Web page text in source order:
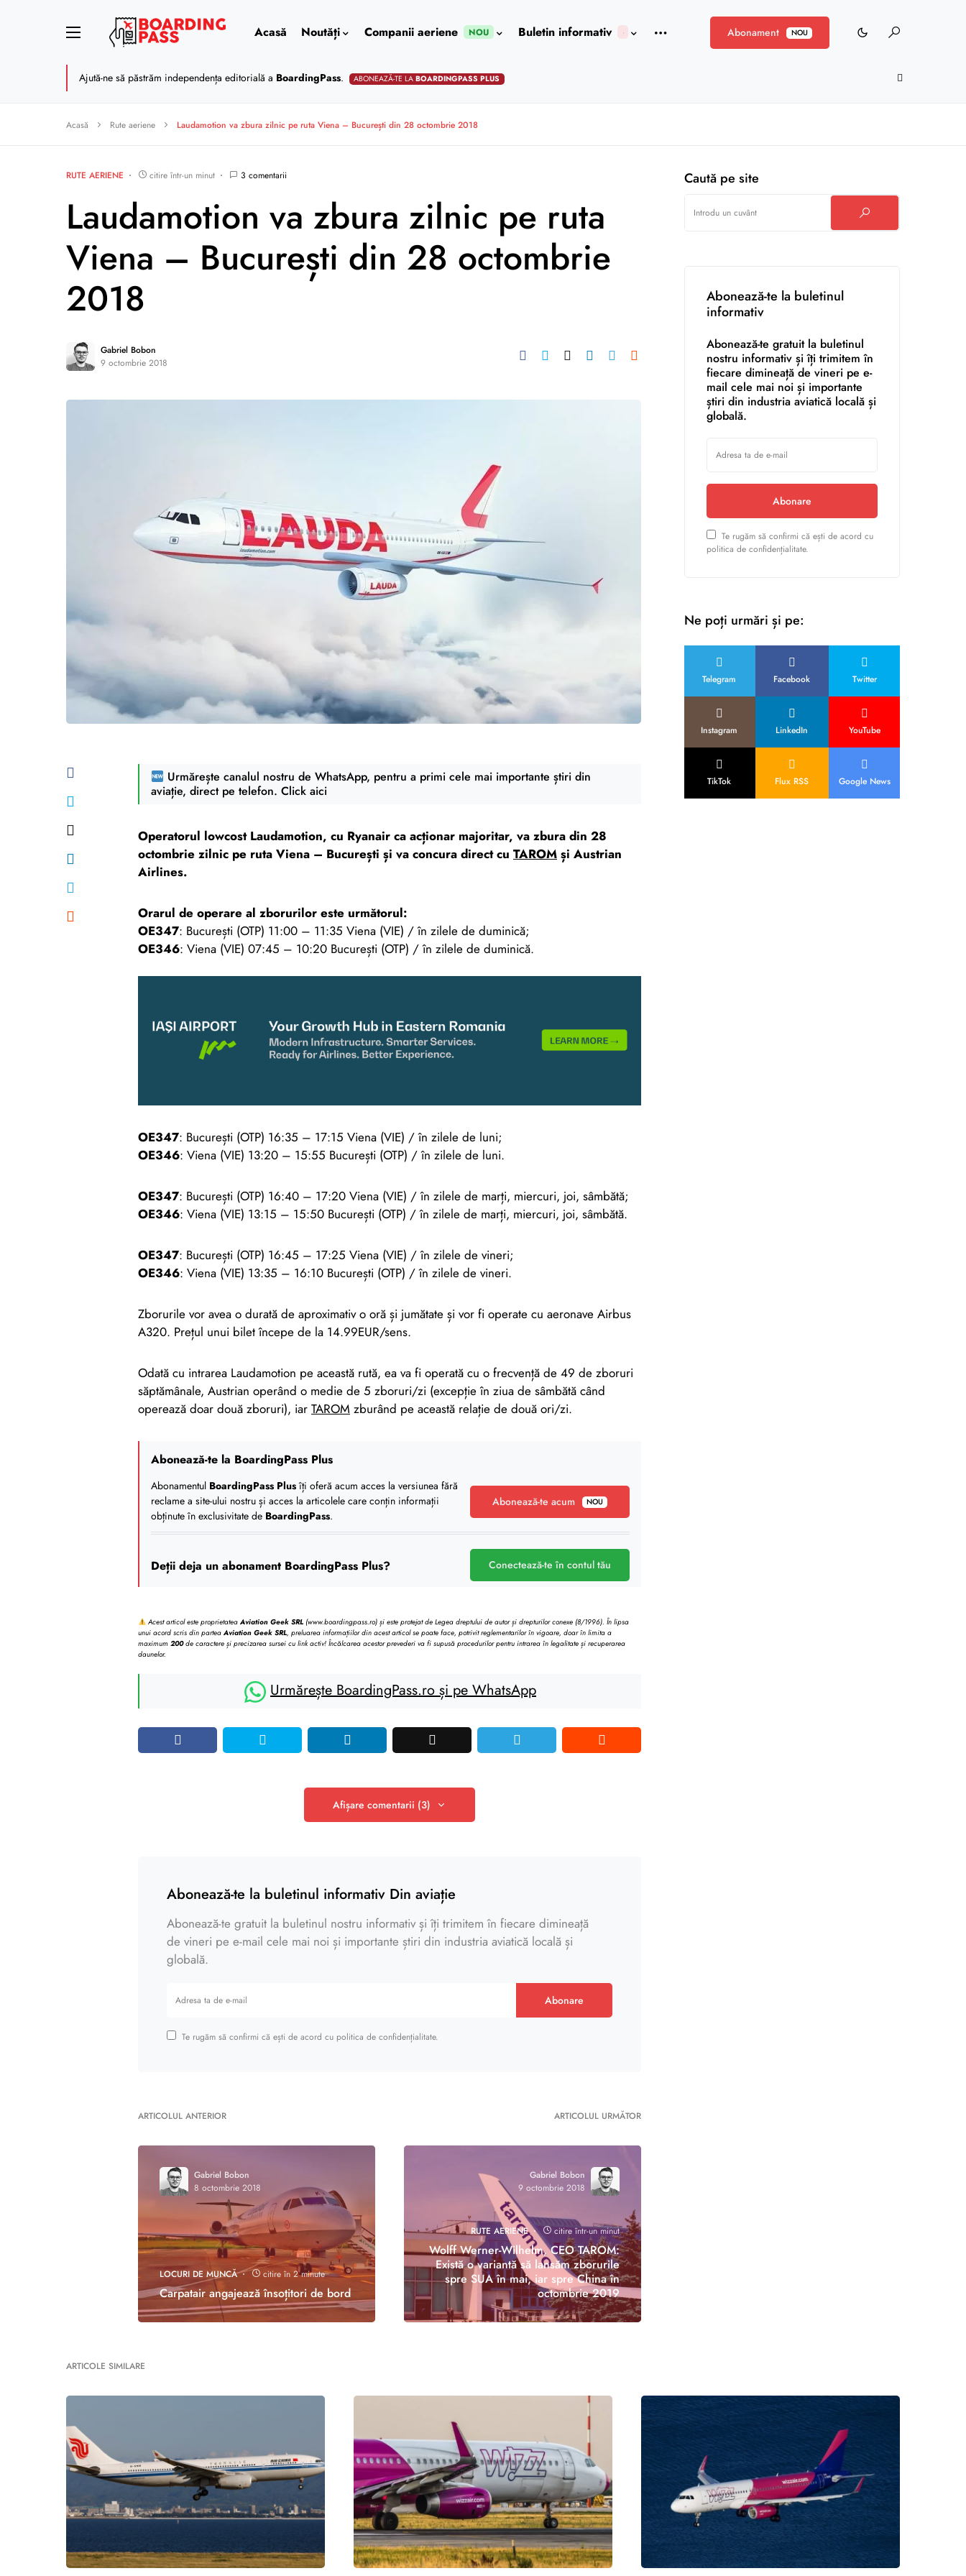
Acasă Noutăți Companii aeriene NOU Buletin informativ Abonament NOU
Ajută-ne să păstrăm independența editorială a BoardingPass. ABONEAZĂ-TE LABOARDINGPASS PLUS
Acasă Rute aeriene Laudamotion va zbura zilnic pe ruta Viena – București din 28 octombrie 2018
RUTE AERIENE citire într-un minut 3 comentarii
Laudamotion va zbura zilnic pe ruta
Viena – București din 28 octombrie
2018
Gabriel Bobon
9 octombrie 2018
Urmărește canalul nostru de WhatsApp, pentru a primi cele mai importante știri din
aviație, direct pe telefon. Click aici
Operatorul lowcost Laudamotion, cu Ryanair ca acționar majoritar, va zbura din 28
octombrie zilnic pe ruta Viena – București și va concura direct cu TAROM și Austrian
Airlines.
Orarul de operare al zborurilor este următorul:
OE347: București (OTP) 11:00 – 11:35 Viena (VIE) / în zilele de duminică;
OE346: Viena (VIE) 07:45 – 10:20 București (OTP) / în zilele de duminică.
OE347: București (OTP) 16:35 – 17:15 Viena (VIE) / în zilele de luni;
OE346: Viena (VIE) 13:20 – 15:55 București (OTP) / în zilele de luni.
OE347: București (OTP) 16:40 – 17:20 Viena (VIE) / în zilele de marți, miercuri, joi, sâmbătă;
OE346: Viena (VIE) 13:15 – 15:50 București (OTP) / în zilele de marți, miercuri, joi, sâmbătă.
OE347: București (OTP) 16:45 – 17:25 Viena (VIE) / în zilele de vineri;
OE346: Viena (VIE) 13:35 – 16:10 București (OTP) / în zilele de vineri.
Zborurile vor avea o durată de aproximativ o oră și jumătate și vor fi operate cu aeronave Airbus
A320. Prețul unui bilet începe de la 14.99EUR/sens.
Odată cu intrarea Laudamotion pe această rută, ea va fi operată cu o frecvență de 49 de zboruri
săptămânale, Austrian operând o medie de 5 zboruri/zi (excepție în ziua de sâmbătă când
operează doar două zboruri), iar TAROM zburând pe această relație de două ori/zi.
Abonează-te la BoardingPass Plus
Abonamentul BoardingPass Plusîți oferă acum acces la versiunea fără
reclame a site-ului nostru și acces la articolele care conțin informații
obținute în exclusivitate de BoardingPass.
Abonează-te acum NOU
Deții deja un abonament BoardingPass Plus? Conectează-te în contul tău
Acest articol este proprietateaAviation Geek SRL (www.boardingpass.ro) și este protejat de Legea dreptului de autor și drepturilor conexe (8/1996). În lipsa
unui acord scris din partea Aviation Geek SRL, preluarea informațiilor din acest articol se poate face, potrivit reglementarilor în vigoare, doar în limita a
maximum 200de caractere și precizarea sursei cu link activ! Încălcarea acestor prevederi va fi supusă procedurilor pentru intrarea în legalitate și recuperarea
daunelor.
Urmărește BoardingPass.ro și pe WhatsApp
Afișare comentarii (3)
Abonează-te la buletinul informativ Din aviație
Abonează-te gratuit la buletinul nostru informativ și îți trimitem în fiecare dimineață
de vineri pe e-mail cele mai noi și importante știri din industria aviatică locală și
globală.
Abonare
Te rugăm să confirmi că ești de acord cu politica de confidențialitate.
ARTICOLUL ANTERIOR
Gabriel Bobon
8 octombrie 2018
LOCURI DE MUNCĂ citire în 2 minute
Carpatair angajează însoțitori de bord
ARTICOLUL URMĂTOR
Gabriel Bobon
9 octombrie 2018
RUTE AERIENE citire într-un minut
Wolff Werner-Wilhelm, CEO TAROM:
Există o variantă să lansăm zborurile
spre SUA în mai, iar spre China în
octombrie 2019
Caută pe site
Abonează-te la buletinul
informativ
Abonează-te gratuit la buletinul
nostru informativ și îți trimitem în
fiecare dimineață de vineri pe e-
mail cele mai noi și importante
știri din industria aviatică locală și
globală.
Abonare
Te rugăm să confirmi că ești de acord cu
politica de confidențialitate.
Ne poți urmări și pe:
Telegram Facebook Twitter
Instagram LinkedIn YouTube
TikTok Flux RSS Google News
ARTICOLE SIMILARE